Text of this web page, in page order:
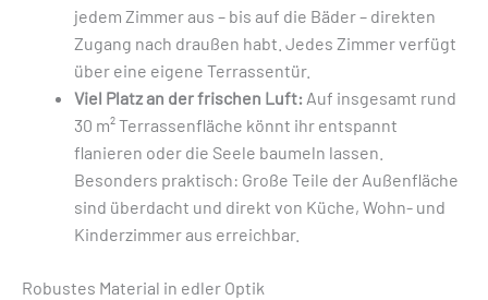
jedem Zimmer aus – bis auf die Bäder – direkten
Zugang nach draußen habt. Jedes Zimmer verfügt
über eine eigene Terrassentür.
Viel Platz an der frischen Luft: Auf insgesamt rund
30 m² Terrassenfläche könnt ihr entspannt
flanieren oder die Seele baumeln lassen.
Besonders praktisch: Große Teile der Außenfläche
sind überdacht und direkt von Küche, Wohn- und
Kinderzimmer aus erreichbar.
Robustes Material in edler Optik